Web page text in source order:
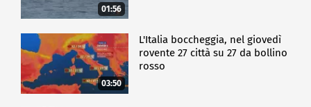
01:56
03:50
L'Italia boccheggia, nel giovedì
rovente 27 città su 27 da bollino
rosso